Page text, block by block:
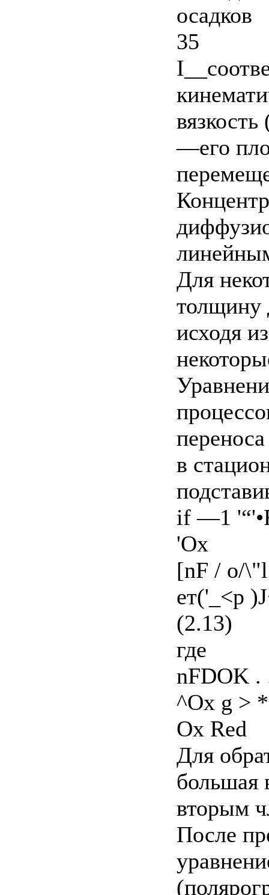
осадков
35
—его
Для
толщину
исходя
в
if —1
'Ox
[nF / o/
ет('_<р
(2.13)
где
nFDOK .
^Ox g >
Ox Red
Для
большая
вторым
После